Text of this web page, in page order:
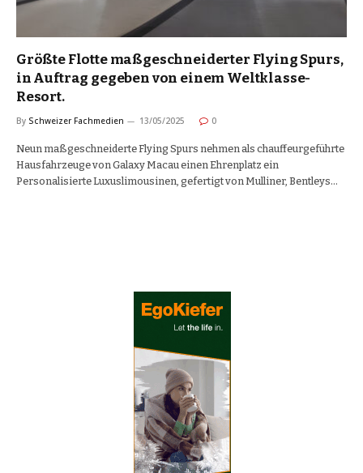
Größte Flotte maßgeschneiderter Flying Spurs,
in Auftrag gegeben von einem Weltklasse-
Resort.
By Schweizer Fachmedien 13/05/2025 0
Neun maßgeschneiderte Flying Spurs nehmen als chauffeurgeführte
Hausfahrzeuge von Galaxy Macau einen Ehrenplatz ein
Personalisierte Luxuslimousinen, gefertigt von Mulliner, Bentleys…